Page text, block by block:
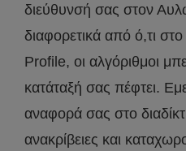
διεύθυνσή σας στον
διαφορετικά από ό,τι
Profile, οι αλγόριθμοι
κατάταξή σας πέφτει.
αναφορά σας στο
ανακρίβειες και